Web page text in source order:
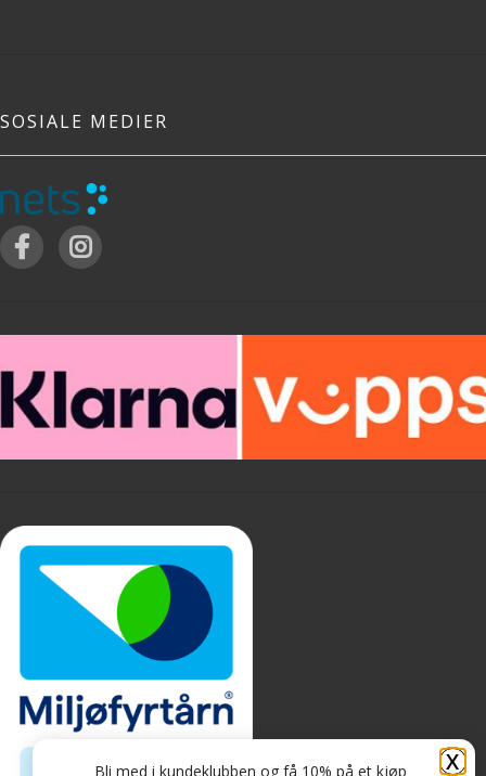
SOSIALE MEDIER
X
Bli med i kundeklubben og få 10% på et kjøp